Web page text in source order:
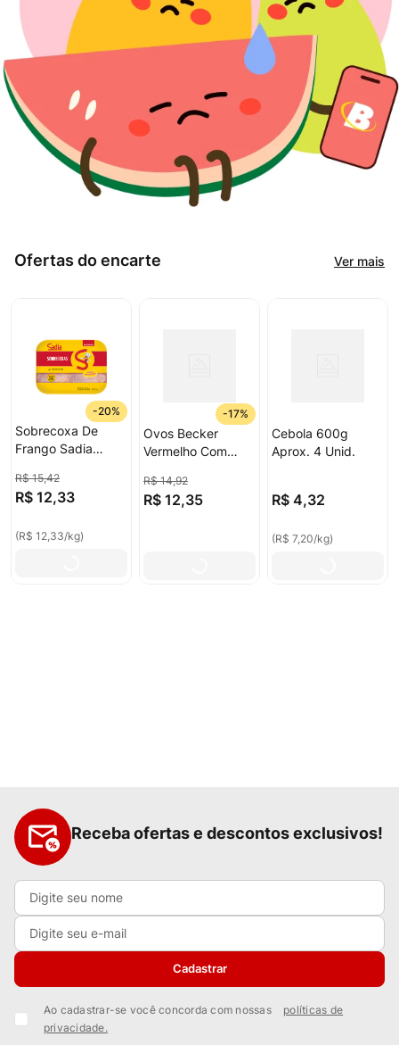
Ofertas do encarte Ver mais
-20%
Sobrecoxa De
Frango Sadia
R$ 15,42
R$ 12,33
(R$ 12,33/kg)
-17%
Ovos Becker
Vermelho Com
R$ 14,92
R$ 12,35
Cebola 600g
Aprox. 4 Unid.
R$ 4,32
(R$ 7,20/kg)
Receba ofertas e descontos exclusivos!
Cadastrar
Ao cadastrar-se você concorda com nossas
políticas de
privacidade.